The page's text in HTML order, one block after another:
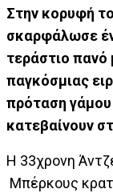
Στην κορυφή
σκαρφάλωσε
τεράστιο πανό
παγκόσμιας
πρόταση γάμου
κατεβαίνουν
Η 33χρονη
Μπέρκους